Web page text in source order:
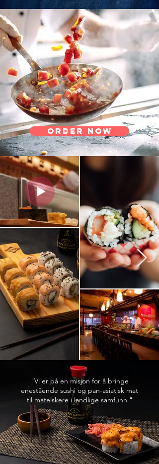
ORDER NOW
"Vi er på en misjon for å bringe
enestående sushi og pan-asiatisk mat
til matelskere i landlige samfunn."